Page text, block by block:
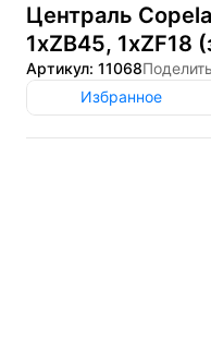
Централь
1xZB45, 1xZF18
Артикул: 11068
Избранное